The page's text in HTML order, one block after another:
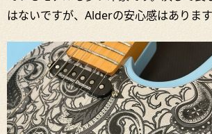
はないですが、Alderの安心感はあります